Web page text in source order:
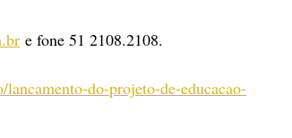
e fone 51 2108.2108.
do-projeto-de-educacao-